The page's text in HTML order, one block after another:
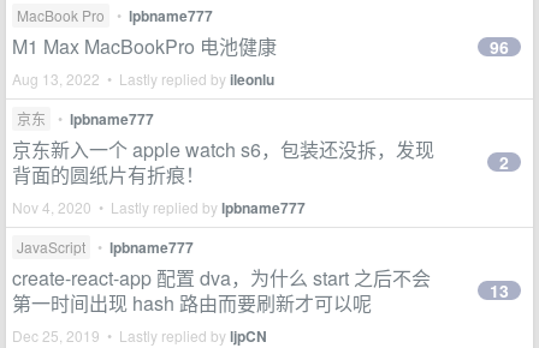
MacBook Pro • lpbname777
M1 Max MacBookPro 电池健康
Aug 13, 2022 • Lastly replied byileonlu
96
京东 • lpbname777
京东新入一个 apple watch s6，包装还没拆，发现
背面的圆纸片有折痕！
Nov 4, 2020 • Lastly replied bylpbname777
2
JavaScript • lpbname777
create-react-app 配置 dva，为什么 start 之后不会
第一时间出现 hash 路由而要刷新才可以呢
Dec 25, 2019 • Lastly replied byljpCN
13